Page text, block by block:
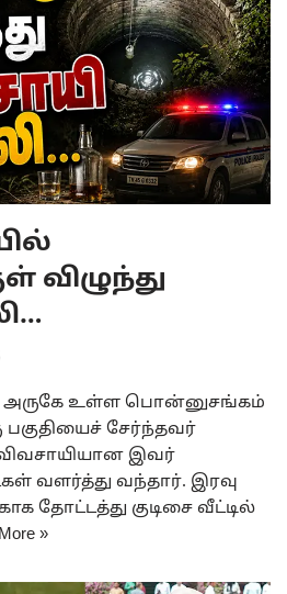
விழுந்து
அருகே உள்ள பொன்னுசங்கம்
பகுதியைச் சேர்ந்தவர்
விவசாயியான இவர்
வளர்த்து வந்தார். இரவு
தோட்டத்து குடிசை வீட்டில்
»